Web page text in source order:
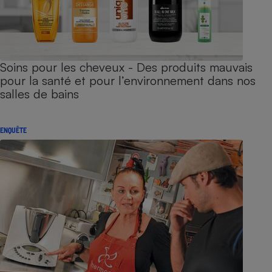
Soins pour les cheveux - Des produits mauvais
pour la santé et pour l’environnement dans nos
salles de bains
ENQUÊTE